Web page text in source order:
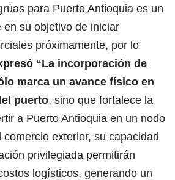
para Puerto Antioquia es un
en su objetivo de iniciar
próximamente, por lo
“La incorporación de
marca un avance físico en
puerto, sino que fortalece la
a Puerto Antioquia en un nodo
exterior, su capacidad
privilegiada permitirán
logísticos, generando un